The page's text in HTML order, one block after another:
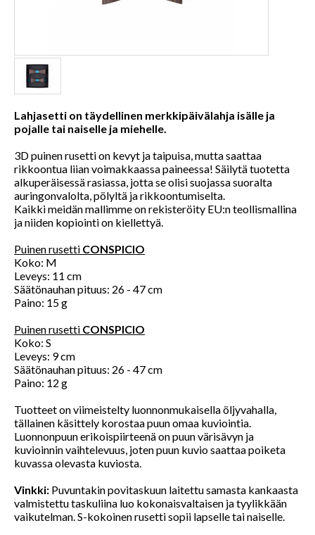
Lahjasetti on täydellinen merkkipäivälahja isälle ja
pojalle tai naiselle ja miehelle.
3D puinen rusetti on kevyt ja taipuisa, mutta saattaa
rikkoontua liian voimakkaassa paineessa! Säilytä tuotetta
alkuperäisessä rasiassa, jotta se olisi suojassa suoralta
auringonvalolta, pölyltä ja rikkoontumiselta.
Kaikki meidän mallimme on rekisteröity EU:n teollismallina
ja niiden kopiointi on kiellettyä.
Puinen rusetti CONSPICIO
Koko: M
Leveys: 11 cm
Säätönauhan pituus: 26 - 47 cm
Paino: 15 g
Puinen rusetti CONSPICIO
Koko: S
Leveys: 9 cm
Säätönauhan pituus: 26 - 47 cm
Paino: 12 g
Tuotteet on viimeistelty luonnonmukaisella öljyvahalla,
tällainen käsittely korostaa puun omaa kuviointia.
Luonnonpuun erikoispiirteenä on puun värisävyn ja
kuvioinnin vaihtelevuus, joten puun kuvio saattaa poiketa
kuvassa olevasta kuviosta.
Vinkki: Puvuntakin povitaskuun laitettu samasta kankaasta
valmistettu taskuliina luo kokonaisvaltaisen ja tyylikkään
vaikutelman. S-kokoinen rusetti sopii lapselle tai naiselle.